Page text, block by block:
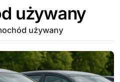
używany
używany